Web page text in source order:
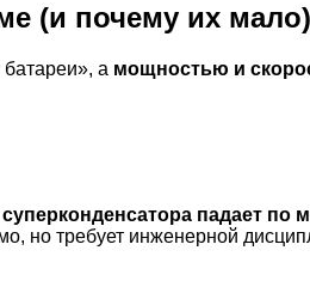
(и почему их мало)
а мощностью и
падает по
но требует инженерной